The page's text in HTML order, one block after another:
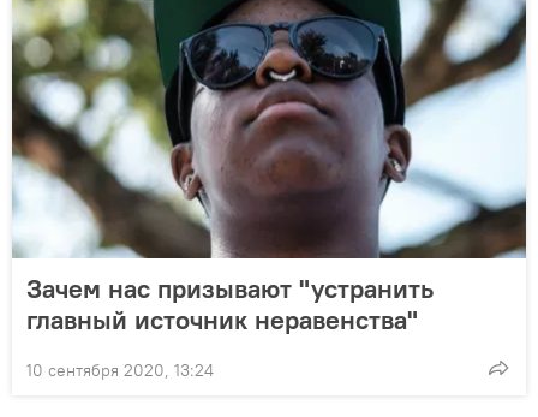
Зачем нас призывают "устранить
главный источник неравенства"
10 сентября 2020, 13:24